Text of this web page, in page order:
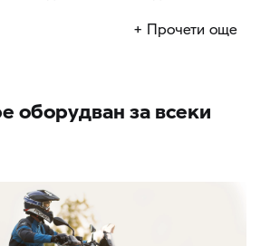
+ Прочети още
оборудван за всеки